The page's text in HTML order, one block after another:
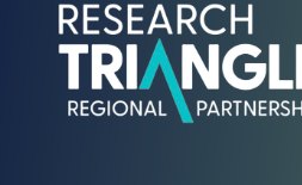
Hoppa till innehållet